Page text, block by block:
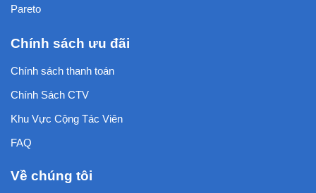
Pareto
Chính sách ưu đãi
Chính sách thanh toán
Chính Sách CTV
Khu Vực Cộng Tác Viên
FAQ
Về chúng tôi